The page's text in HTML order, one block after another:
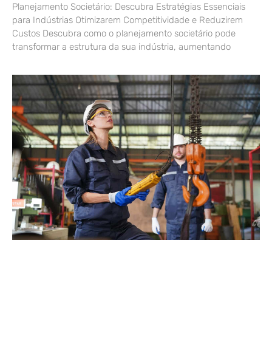
Planejamento Societário: Descubra Estratégias Essenciais
para Indústrias Otimizarem Competitividade e Reduzirem
Custos Descubra como o planejamento societário pode
transformar a estrutura da sua indústria, aumentando